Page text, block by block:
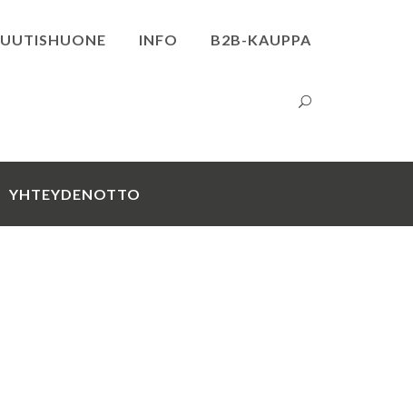
UUTISHUONE INFO B2B-KAUPPA
YHTEYDENOTTO